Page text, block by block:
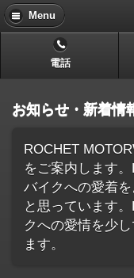
Menu
電話
お知らせ・新着情
ROCHET
をご案内します
バイクへの愛着
と思っています
クへの愛情を少
ます。